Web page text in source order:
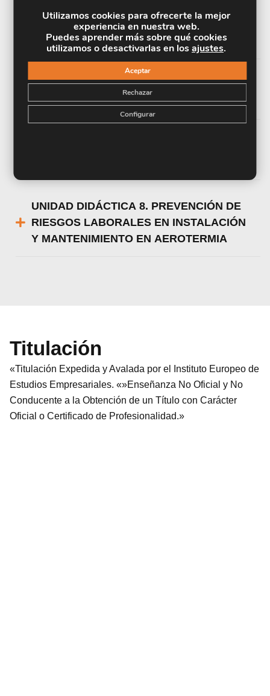
MARCHA: COMPROBACIONES, MEDIDAS
Y AJUSTES
UNIDAD DIDÁCTICA 6. OPERACIONES DE
MANTENIMIENTO
UNIDAD DIDÁCTICA 8. PREVENCIÓN DE
RIESGOS LABORALES EN INSTALACIÓN
Y MANTENIMIENTO EN AEROTERMIA
Titulación
«Titulación Expedida y Avalada por el Instituto Europeo de
Estudios Empresariales. «»Enseñanza No Oficial y No
Conducente a la Obtención de un Título con Carácter
Oficial o Certificado de Profesionalidad.»
Utilizamos cookies para ofrecerte la mejor
experiencia en nuestra web.
Puedes aprender más sobre qué cookies
utilizamos o desactivarlas en losajustes.
Aceptar
Rechazar
Configurar